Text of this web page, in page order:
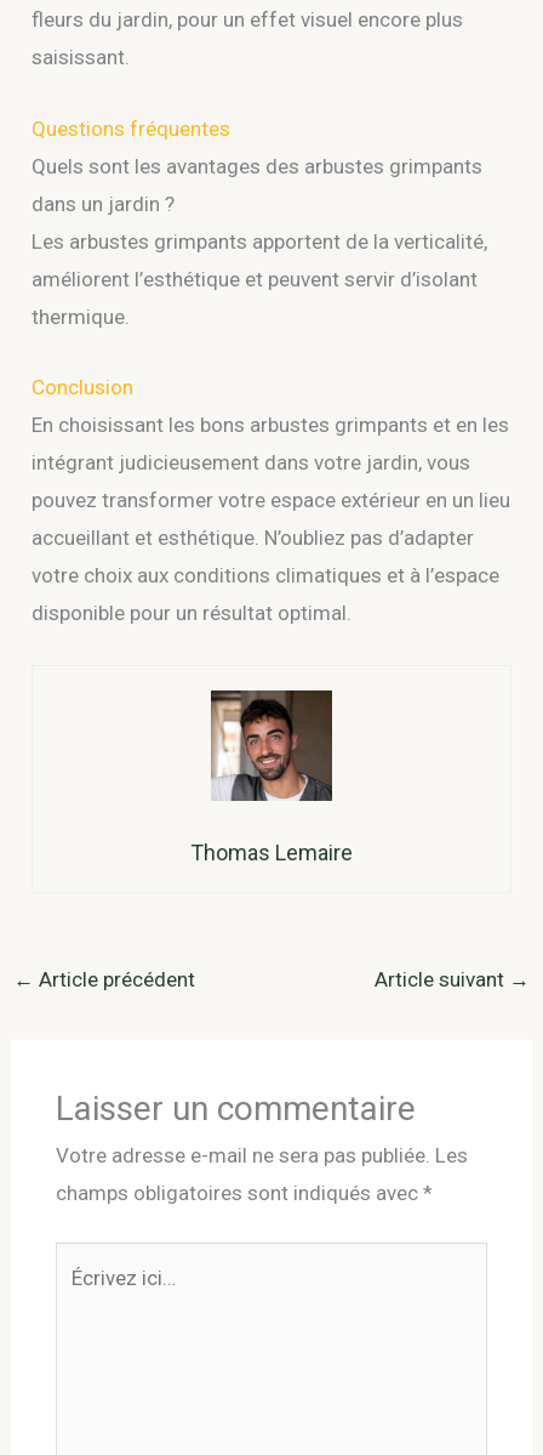
fleurs du jardin, pour un effet visuel encore plus
saisissant.
Questions fréquentes
Quels sont les avantages des arbustes grimpants
dans un jardin ?
Les arbustes grimpants apportent de la verticalité,
améliorent l’esthétique et peuvent servir d’isolant
thermique.
Conclusion
En choisissant les bons arbustes grimpants et en les
intégrant judicieusement dans votre jardin, vous
pouvez transformer votre espace extérieur en un lieu
accueillant et esthétique. N’oubliez pas d’adapter
votre choix aux conditions climatiques et à l’espace
disponible pour un résultat optimal.
Thomas Lemaire
← Article précédent Article suivant →
Laisser un commentaire
Votre adresse e-mail ne sera pas publiée. Les
champs obligatoires sont indiqués avec *